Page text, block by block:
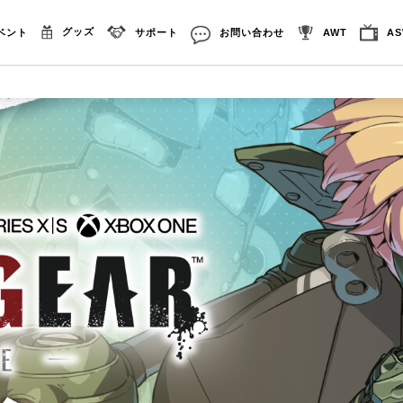
ント グッズ サポート お問い合わせ AWT